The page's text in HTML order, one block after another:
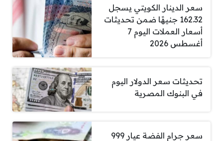
سعر الدينار الكويتي يسجل
162.32 جنيهًا ضمن تحديثات
أسعار العملات اليوم 7
أغسطس 2026
تحديثات سعر الدولار اليوم
في البنوك المصرية
سعر جرام الفضة عيار 999